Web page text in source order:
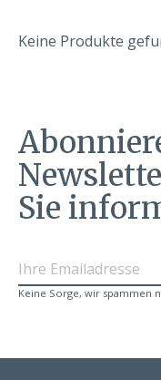
Keine Produkte
Sie
Keine Sorge, wir spammen